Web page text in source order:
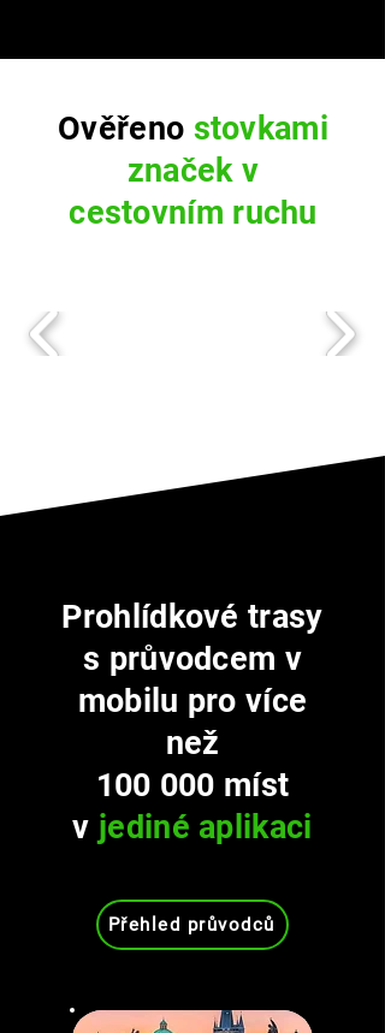
Ověřeno stovkami
značek v
cestovním ruchu
Prohlídkové trasy
s průvodcem v
mobilu pro více
než
100 000 míst
v jediné aplikaci
Přehled průvodců